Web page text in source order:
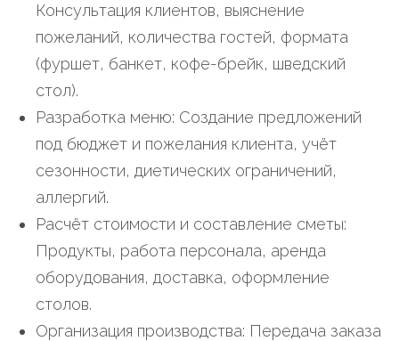
Консультация клиентов, выяснение
пожеланий, количества гостей, формата
(фуршет, банкет, кофе-брейк, шведский
стол).
Разработка меню: Создание предложений
под бюджет и пожелания клиента, учёт
сезонности, диетических ограничений,
аллергий.
Расчёт стоимости и составление сметы:
Продукты, работа персонала, аренда
оборудования, доставка, оформление
столов.
Организация производства: Передача заказа